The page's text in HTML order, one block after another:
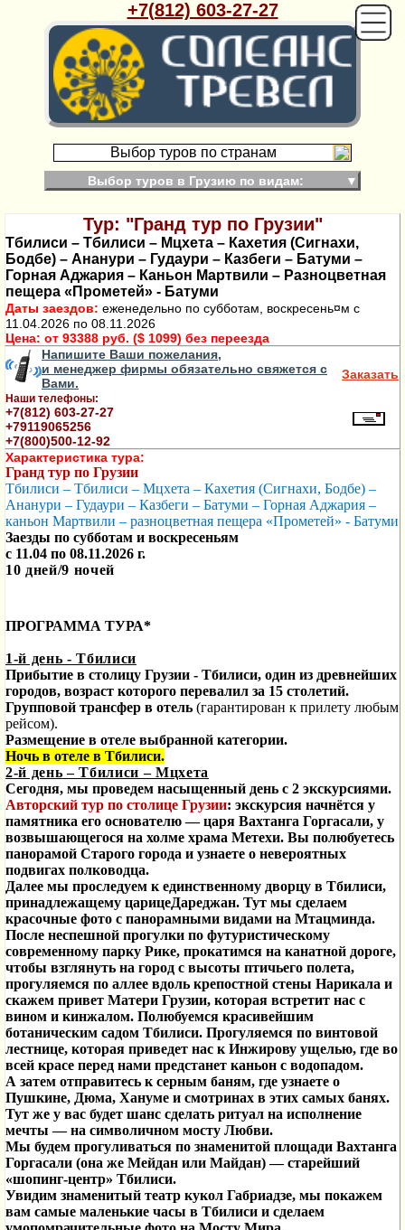
+7(812) 603-27-27
Выбор туров по странам
Выбор туров в Грузию по видам: ▼
Тур: "Гранд тур по Грузии"
Тбилиси – Тбилиси – Мцхета – Кахетия (Сигнахи,
Бодбе) – Ананури – Гудаури – Казбеги – Батуми –
Горная Аджария – Каньон Мартвили – Разноцветная
пещера «Прометей» - Батуми
Даты заездов: еженедельно по субботам, воскресень¤м с
11.04.2026 по 08.11.2026
Цена: от 93388 руб. ($ 1099) без переезда
Напишите Ваши пожелания,
и менеджер фирмы обязательно свяжется с
Вами.
Наши телефоны:
+7(812) 603-27-27
+79119065256
+7(800)500-12-92
Заказать
Характеристика тура:
Гранд тур по Грузии
Тбилиси – Тбилиси – Мцхета – Кахетия (Сигнахи, Бодбе) –
Ананури – Гудаури – Казбеги – Батуми – Горная Аджария –
каньон Мартвили – разноцветная пещера «Прометей» - Батуми
Заезды по субботам и воскресеньям
с 11.04 по 08.11.2026 г.
10 дней/9 ночей
ПРОГРАММА ТУРА*
1-й день - Тбилиси
Прибытие в столицу Грузии - Тбилиси, один из древнейших
городов, возраст которого перевалил за 15 столетий.
Групповой трансфер в отель (гарантирован к прилету любым
рейсом).
Размещение в отеле выбранной категории.
Ночь в отеле в Тбилиси.
2-й день – Тбилиси – Мцхета
Сегодня, мы проведем насыщенный день с 2 экскурсиями.
Авторский тур по столице Грузии: экскурсия начнётся у
памятника его основателю — царя Вахтанга Горгасали, у
возвышающегося на холме храма Метехи. Вы полюбуетесь
панорамой Старого города и узнаете о невероятных
подвигах полководца.
Далее мы проследуем к единственному дворцу в Тбилиси,
принадлежащему царицеДареджан. Тут мы сделаем
красочные фото с панорамными видами на Мтацминда.
После неспешной прогулки по футуристическому
современному парку Рике, прокатимся на канатной дороге,
чтобы взглянуть на город с высоты птичьего полета,
прогуляемся по аллее вдоль крепостной стены Нарикала и
скажем привет Матери Грузии, которая встретит нас с
вином и кинжалом. Полюбуемся красивейшим
ботаническим садом Тбилиси. Прогуляемся по винтовой
лестнице, которая приведет нас к Инжирову ущелью, где во
всей красе перед нами предстанет каньон с водопадом.
А затем отправитесь к серным баням, где узнаете о
Пушкине, Дюма, Хануме и смотринах в этих самых банях.
Тут же у вас будет шанс сделать ритуал на исполнение
мечты — на символичном мосту Любви.
Мы будем прогуливаться по знаменитой площади Вахтанга
Горгасали (она же Мейдан или Майдан) — старейший
«шопинг-центр» Тбилиси.
Увидим знаменитый театр кукол Габриадзе, мы покажем
вам самые маленькие часы в Тбилиси и сделаем